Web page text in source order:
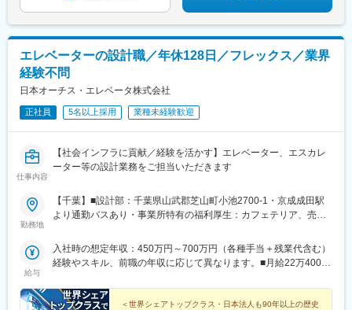
エレベーターの設計職／年休128日／フレックス／業界
経験不問
日本オーチス・エレベータ株式会社
正社員 5名以上採用 業種未経験歓迎
仕事内容
【社会インフラに貢献／経験を活かす】エレベーター、エスカレ
ーター等の設計業務をご担当いただきます
勤務地
【千葉】■設計部：千葉県山武郡芝山町小池2700-1・京成成田駅
より通勤バスあり・事業所特有の福利厚生：カフェテリア、売
コート、卓球場、夏祭り、ファミリーデー他※近隣の方は車通勤可
※将来的に昇進等に伴う全国転勤の可能性があります（事例は少な
給与
入社時の想定年収：450万円～700万円（各種手当＋残業代含む）
経験やスキル、前職の年収に応じて異なります。■月給22万4000
します※通勤交通費全額支給（会社規程に基づく）
＜世界シェアトップクラス・日本法人も90年以上の歴史